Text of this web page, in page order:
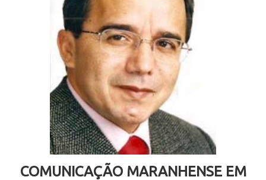
COMUNICAÇÃO MARANHENSE EM